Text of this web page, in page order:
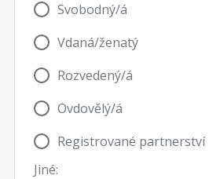
Svobodný/á
Vdaná/ženatý
Rozvedený/á
Ovdovělý/á
Registrované partnerství
Jiné: